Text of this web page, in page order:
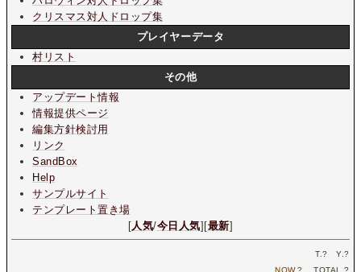
クリスマス対人ドロップ集
プレイヤーデータ
村リスト
その他
アップデート情報
情報提供ページ
編集方針検討用
リンク
SandBox
Help
サンプルサイト
テンプレート置き場
[ 人気/今日人気][最新]
T.? Y.?
NOW.? TOTAL.?